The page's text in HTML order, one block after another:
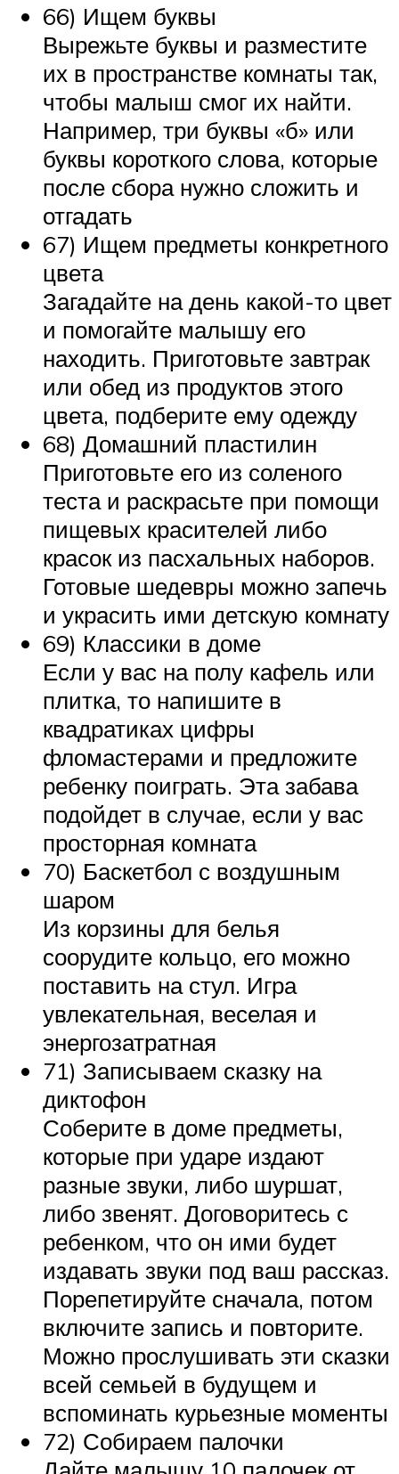
66) Ищем буквы
Вырежьте буквы и разместите
их в пространстве комнаты так,
чтобы малыш смог их найти.
Например, три буквы «б» или
буквы короткого слова, которые
после сбора нужно сложить и
отгадать
67) Ищем предметы конкретного
цвета
Загадайте на день какой-то цвет
и помогайте малышу его
находить. Приготовьте завтрак
или обед из продуктов этого
цвета, подберите ему одежду
68) Домашний пластилин
Приготовьте его из соленого
теста и раскрасьте при помощи
пищевых красителей либо
красок из пасхальных наборов.
Готовые шедевры можно запечь
и украсить ими детскую комнату
69) Классики в доме
Если у вас на полу кафель или
плитка, то напишите в
квадратиках цифры
фломастерами и предложите
ребенку поиграть. Эта забава
подойдет в случае, если у вас
просторная комната
70) Баскетбол с воздушным
шаром
Из корзины для белья
соорудите кольцо, его можно
поставить на стул. Игра
увлекательная, веселая и
энергозатратная
71) Записываем сказку на
диктофон
Соберите в доме предметы,
которые при ударе издают
разные звуки, либо шуршат,
либо звенят. Договоритесь с
ребенком, что он ими будет
издавать звуки под ваш рассказ.
Порепетируйте сначала, потом
включите запись и повторите.
Можно прослушивать эти сказки
всей семьей в будущем и
вспоминать курьезные моменты
72) Собираем палочки